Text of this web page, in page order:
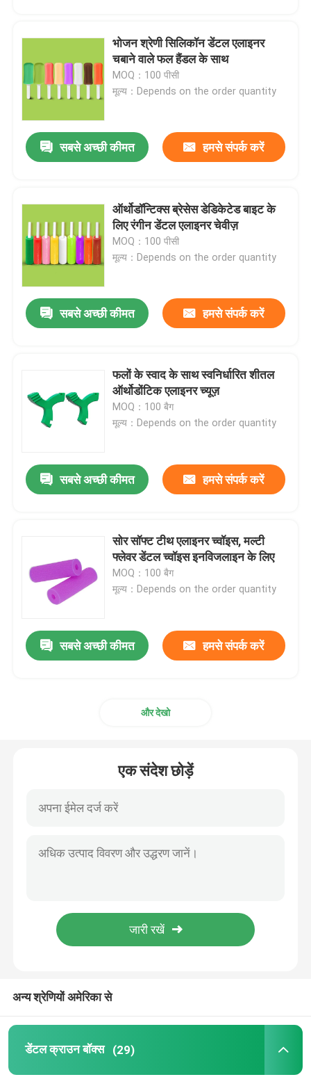
उत्पादों
हमारे बारे में
भोजन श्रेणी सिलिकॉन डेंटल एलाइनर
चबाने वाले फल हैंडल के साथ
MOQ：100 पीसी
मूल्य：Depends on the order quantity
सबसे अच्छी कीमत हमसे संपर्क करें
ऑर्थोडॉन्टिक्स ब्रेसेस डेडिकेटेड बाइट के
लिए रंगीन डेंटल एलाइनर चेवीज़
MOQ：100 पीसी
मूल्य：Depends on the order quantity
सबसे अच्छी कीमत हमसे संपर्क करें
फलों के स्वाद के साथ स्वनिर्धारित शीतल
ऑर्थोडोंटिक एलाइनर च्यूज़
MOQ：100 बैग
मूल्य：Depends on the order quantity
सबसे अच्छी कीमत हमसे संपर्क करें
सोर सॉफ्ट टीथ एलाइनर च्वॉइस, मल्टी
फ्लेवर डेंटल च्वॉइस इनविजलाइन के लिए
MOQ：100 बैग
मूल्य：Depends on the order quantity
सबसे अच्छी कीमत हमसे संपर्क करें
और देखो
एक संदेश छोड़ें
अन्य श्रेणियों अमेरिका से
डेंटल क्राउन बॉक्स (29)